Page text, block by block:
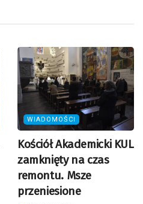
WIADOMOŚCI
Kościół Akademicki KUL
zamknięty na czas
remontu. Msze
przeniesione